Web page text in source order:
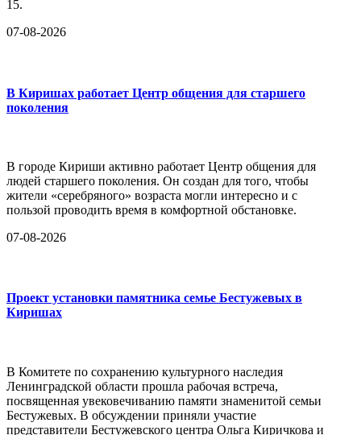
15.
07-08-2026
В Киришах работает Центр общения для старшего
поколения
В городе Кириши активно работает Центр общения для
людей старшего поколения. Он создан для того, чтобы
жители «серебряного» возраста могли интересно и с
пользой проводить время в комфортной обстановке.
07-08-2026
Проект установки памятника семье Бестужевых в
Киришах
В Комитете по сохранению культурного наследия
Ленинградской области прошла рабочая встреча,
посвященная увековечиванию памяти знаменитой семьи
Бестужевых. В обсуждении приняли участие
представители Бестужевского центра Ольга Киричкова и